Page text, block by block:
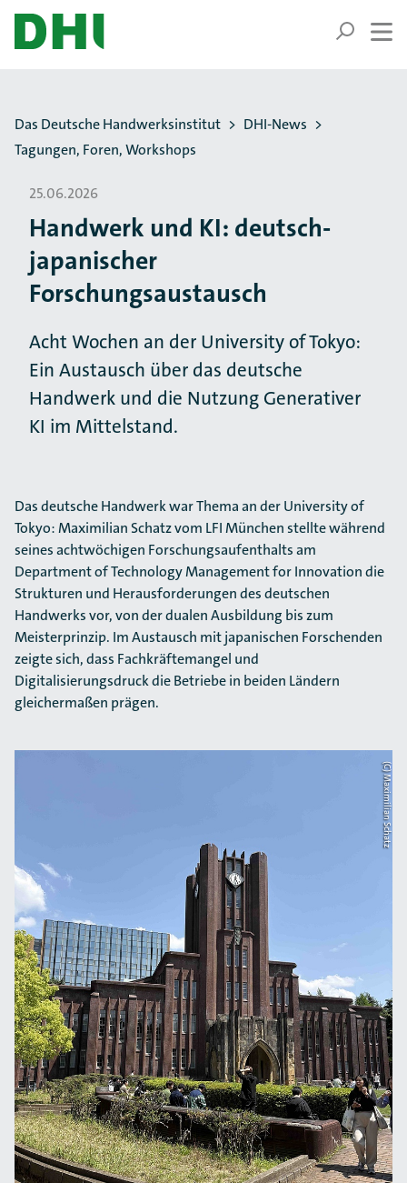
ZUM HAUPTINHALT SPRINGEN
ZUR SUCHE SPRINGEN
Sie befinden sich hier:
Das Deutsche Handwerksinstitut
DHI-News
Tagungen, Foren, Workshops
25.06.2026
Handwerk und KI: deutsch-
japanischer
Forschungsaustausch
Acht Wochen an der University of Tokyo:
Ein Austausch über das deutsche
Handwerk und die Nutzung Generativer
KI im Mittelstand.
Das deutsche Handwerk war Thema an der University of
Tokyo: Maximilian Schatz vom LFI München stellte während
seines achtwöchigen Forschungsaufenthalts am
Department of Technology Management for Innovation die
Strukturen und Herausforderungen des deutschen
Handwerks vor, von der dualen Ausbildung bis zum
Meisterprinzip. Im Austausch mit japanischen Forschenden
zeigte sich, dass Fachkräftemangel und
Digitalisierungsdruck die Betriebe in beiden Ländern
gleichermaßen prägen.
(C) Maximilian Schatz